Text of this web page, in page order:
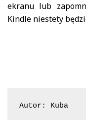
ekranu lub
Kindle niestety
Autor: Kuba